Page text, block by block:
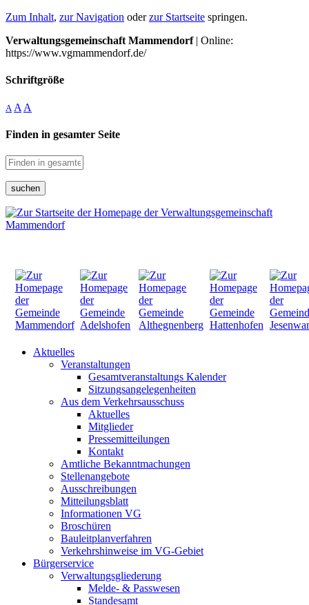
Zum Inhalt, zur Navigation oderzur Startseite springen.
Verwaltungsgemeinschaft Mammendorf| Online:
https://www.vgmammendorf.de/
Schriftgröße
A A A
Finden in gesamter Seite
suchen
Aktuelles
Veranstaltungen
Gesamtveranstaltungs Kalender
Sitzungsangelegenheiten
Aus dem Verkehrsausschuss
Aktuelles
Mitglieder
Pressemitteilungen
Kontakt
Amtliche Bekanntmachungen
Stellenangebote
Ausschreibungen
Mitteilungsblatt
Informationen VG
Broschüren
Bauleitplanverfahren
Verkehrshinweise im VG-Gebiet
Bürgerservice
Verwaltungsgliederung
Melde- & Passwesen
Standesamt